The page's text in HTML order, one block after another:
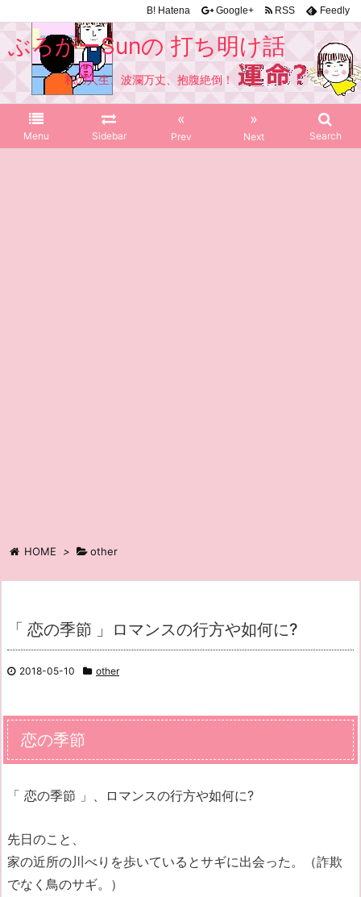
ぶろがーSunの 打ち明け話
私の人生、波瀾万丈、抱腹絶倒！
Menu Sidebar
«
Prev
»
Next Search
B! Hatena Google+ RSS Feedly
HOME > other
「 恋の季節 」ロマンスの行方や如何に?
2018-05-10 other
恋の季節
「 恋の季節 」、ロマンスの行方や如何に?
先日のこと、
家の近所の川べりを歩いているとサギに出会った。（詐欺
でなく鳥のサギ。）